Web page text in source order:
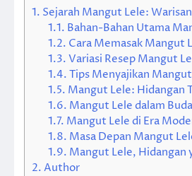
1. Sejarah Mangut Lele:
1.1. Bahan-Bahan Utama
1.2. Cara Memasak Mangut
1.3.Variasi Resep Mangut
1.4.Tips Menyajikan
1.5. Mangut Lele: Hidangan
1.6. Mangut Lele dalam
1.7. Mangut Lele di Era
1.8. Masa Depan Mangut
1.9. Mangut Lele, Hidangan
2.Author